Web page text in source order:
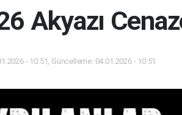
Akyazı
- 10:51, Güncelleme: 04.01.2026 - 10:51